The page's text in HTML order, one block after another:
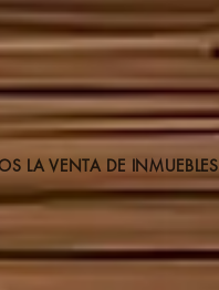
LA VENTA DE INMUEBLES